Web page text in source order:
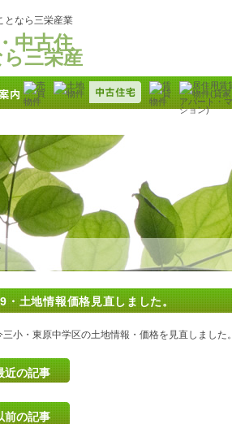
となら三栄産業
・土地情報価格見直しました。
三小・東原中学区の土地情報・価格を見直しました。
近の記事
前の記事